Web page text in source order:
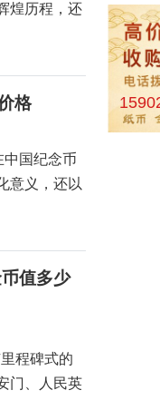
煌历程，还
格
国纪念币
意义，还以
值多少
程碑式的
门、人民英